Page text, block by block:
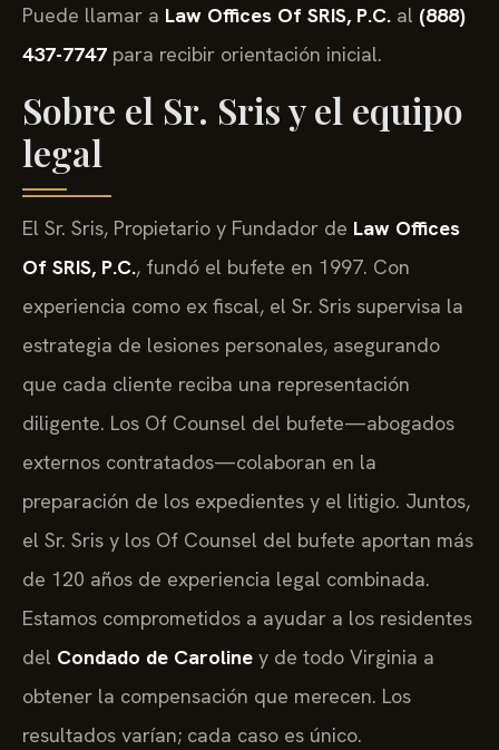
Puede llamar a Law Offices Of SRIS, P.C. al (888)
437-7747 para recibir orientación inicial.
Sobre el Sr. Sris y el equipo
legal
El Sr. Sris, Propietario y Fundador de Law Offices
Of SRIS, P.C., fundó el bufete en 1997. Con
experiencia como ex fiscal, el Sr. Sris supervisa la
estrategia de lesiones personales, asegurando
que cada cliente reciba una representación
diligente. Los Of Counsel del bufete—abogados
externos contratados—colaboran en la
preparación de los expedientes y el litigio. Juntos,
el Sr. Sris y los Of Counsel del bufete aportan más
de 120 años de experiencia legal combinada.
Estamos comprometidos a ayudar a los residentes
del Condado de Caroline y de todo Virginia a
obtener la compensación que merecen. Los
resultados varían; cada caso es único.